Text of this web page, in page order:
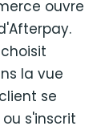
ouvre
la vue
se
s'inscrit